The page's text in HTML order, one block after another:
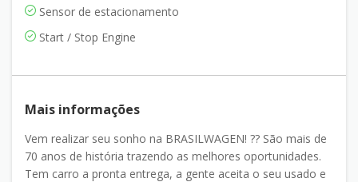
Sensor de estacionamento
Start / Stop Engine
Mais informações
Vem realizar seu sonho na BRASILWAGEN! ?? São mais de
70 anos de história trazendo as melhores oportunidades.
Tem carro a pronta entrega, a gente aceita o seu usado e